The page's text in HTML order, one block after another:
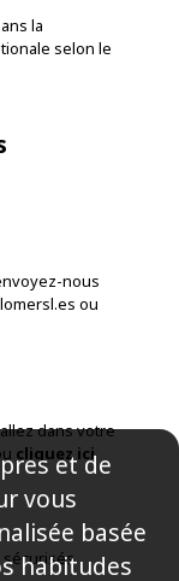
la
nous
dans votre
cliquez ici
et de
vous
basée
habitudes